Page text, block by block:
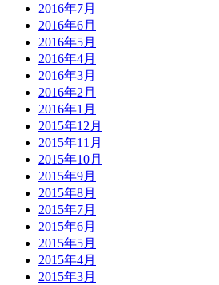
2016年7月
2016年6月
2016年5月
2016年4月
2016年3月
2016年2月
2016年1月
2015年12月
2015年11月
2015年10月
2015年9月
2015年8月
2015年7月
2015年6月
2015年5月
2015年4月
2015年3月